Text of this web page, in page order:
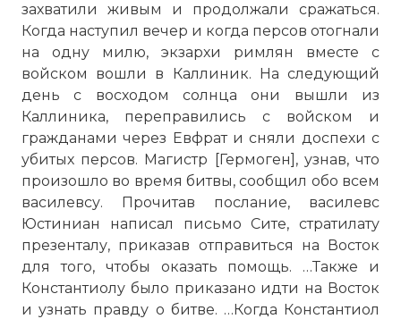
захватили живым и продолжали сражаться.
Когда наступил вечер и когда персов отогнали
на одну милю, экзархи римлян вместе с
войском вошли в Каллиник. На следующий
день с восходом солнца они вышли из
Каллиника, переправились с войском и
гражданами через Евфрат и сняли доспехи с
убитых персов. Магистр [Гермоген], узнав, что
произошло во время битвы, сообщил обо всем
василевсу. Прочитав послание, василевс
Юстиниан написал письмо Сите, стратилату
презенталу, приказав отправиться на Восток
для того, чтобы оказать помощь. …Также и
Константиолу было приказано идти на Восток
и узнать правду о битве. …Когда Константиол